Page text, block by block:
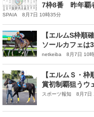
7枠8番 昨年覇
SPAIA 8月7日 10時35分
【エルムS枠順
ソールカフェは
netkeiba 8月7日 10
【エルムＳ・
賞初制覇狙うウ
スポーツ報知 8月7日